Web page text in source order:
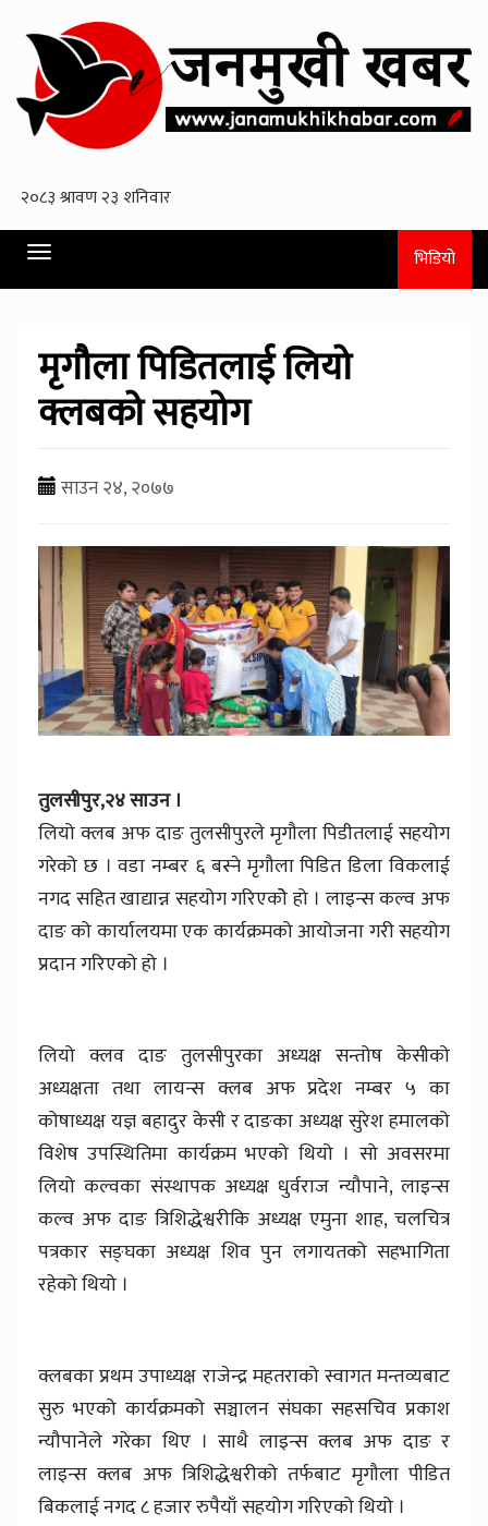
Toggle
navigation
भिडियो
मृगौला पिडितलाई लियो
क्लबको सहयोग
साउन २४, २०७७
तुलसीपुर,२४ साउन ।
लियो क्लब अफ दाङ तुलसीपुरले मृगौला पिडीतलाई सहयोग
गरेको छ । वडा नम्बर ६ बस्ने मृगौला पिडित डिला विकलाई
नगद सहित खाद्यान्न सहयोग गरिएकोे हो । लाइन्स कल्व अफ
दाङ को कार्यालयमा एक कार्यक्रमको आयोजना गरी सहयोग
प्रदान गरिएको हो ।
लियो क्लव दाङ तुलसीपुरका अध्यक्ष सन्तोष केसीको
अध्यक्षता तथा लायन्स क्लब अफ प्रदेश नम्बर ५ का
कोषाध्यक्ष यज्ञ बहादुर केसी र दाङका अध्यक्ष सुरेश हमालको
विशेष उपस्थितिमा कार्यक्रम भएको थियो । सो अवसरमा
लियो कल्वका संस्थापक अध्यक्ष धुर्वराज न्यौपाने, लाइन्स
कल्व अफ दाङ त्रिशिद्धेश्वरीकि अध्यक्ष एमुना शाह, चलचित्र
पत्रकार सङ्घका अध्यक्ष शिव पुन लगायतको सहभागिता
रहेको थियो ।
क्लबका प्रथम उपाध्यक्ष राजेन्द्र महतराको स्वागत मन्तव्यबाट
सुरु भएको कार्यक्रमको सञ्चालन संघका सहसचिव प्रकाश
न्यौपानेले गरेका थिए । साथै लाइन्स क्लब अफ दाङ र
लाइन्स क्लब अफ त्रिशिद्धेश्वरीको तर्फबाट मृगौला पीडित
बिकलाई नगद ८ हजार रुपैयाँ सहयोग गरिएको थियो ।